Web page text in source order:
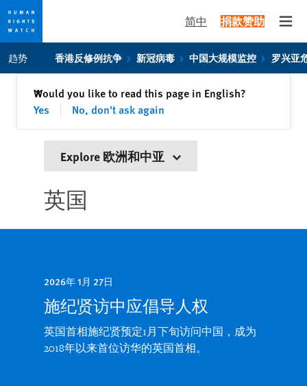
Skip
to
privacy
Skip
to
content
简中 捐款赞助
趋势 香港反修例抗争 新冠病毒 中国大规模监控 罗兴亚
Would you like to read this page in English?
Yes
No, don't ask again
✕关闭
Explore 欧洲和中亚
英国
2026年 1月 27日
施纪贤访中应倡导人权
英国首相施纪贤预定1月下旬访问中国，成为
2018年以来首位访华的英国首相。